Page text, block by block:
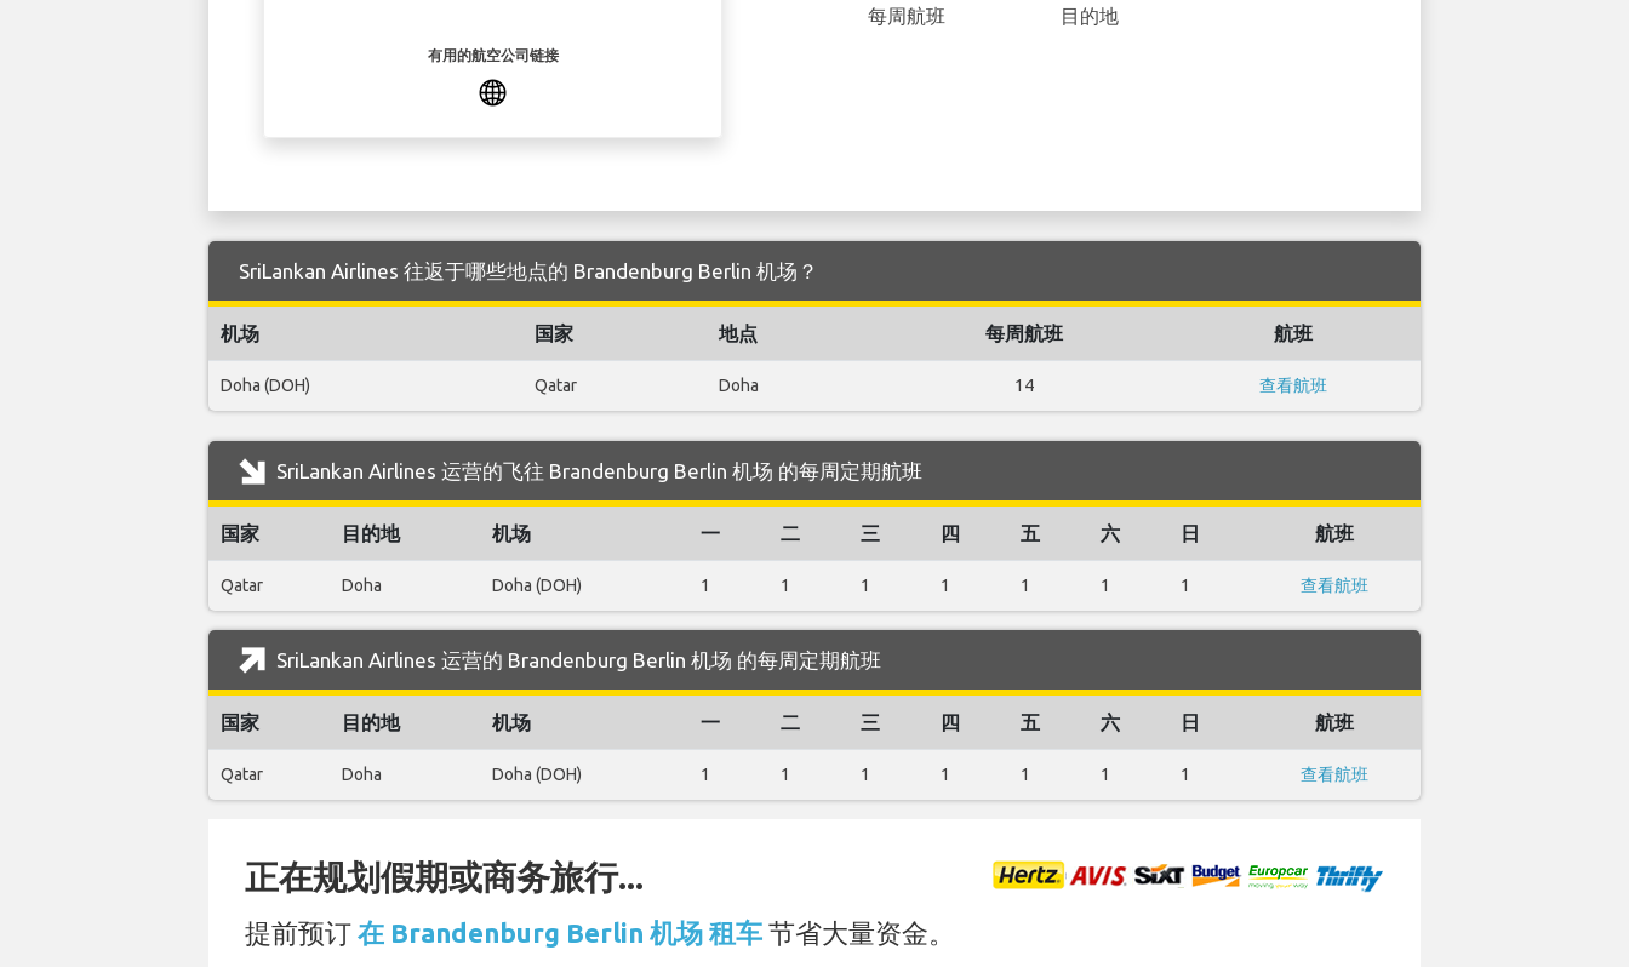
有用的航空公司链接
每周航班 目的地
SriLankan Airlines 往返于哪些地点的 Brandenburg Berlin 机场？
机场 国家 地点 每周航班 航班
Doha (DOH) Qatar Doha 14 查看航班
SriLankan Airlines 运营的飞往 Brandenburg Berlin 机场 的每周定期航班
国家 目的地 机场 一 二 三 四 五 六 日 航班
Qatar Doha Doha (DOH) 1 1 1 1 1 1 1 查看航班
SriLankan Airlines 运营的 Brandenburg Berlin 机场 的每周定期航班
国家 目的地 机场 一 二 三 四 五 六 日 航班
Qatar Doha Doha (DOH) 1 1 1 1 1 1 1 查看航班
正在规划假期或商务旅行...
提前预订 在 Brandenburg Berlin 机场 租车 节省大量资金。